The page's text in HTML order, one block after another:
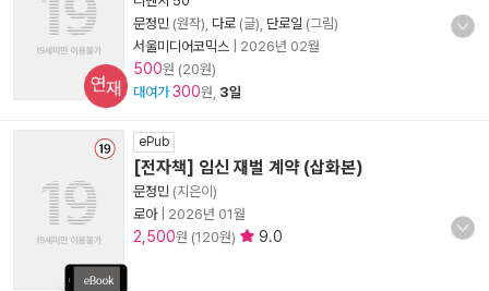
문정민 (원작), 다로 (글), 단로일 (그림)
서울미디어코믹스
2026년 02월
500원 (20원)
대여가 300원, 3일
ePub
[전자책] 임신 재벌 계약 (삽화본)
문정민 (지은이)
로아| 2026년 01월
2,500원 (120원) 9.0